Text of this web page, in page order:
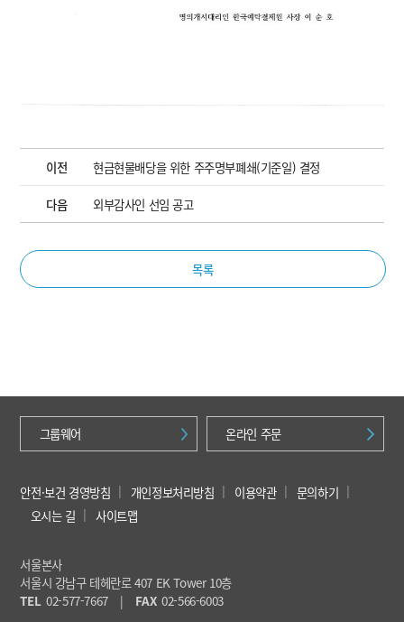
이전 현금현물배당을 위한 주주명부폐쇄(기준일) 결정
다음 외부감사인 선임 공고
목록
그룹웨어 온라인 주문
안전·보건 경영방침 개인정보처리방침 이용약관
문의하기
오시는 길
사이트맵
서울본사
서울시 강남구 테헤란로 407 EK Tower 10층
TEL 02-577-7667 | FAX 02-566-6003